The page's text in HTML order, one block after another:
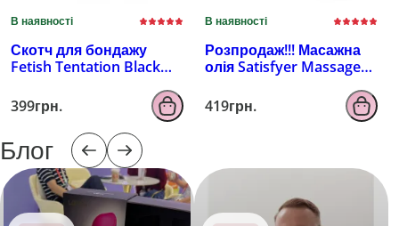
В наявності
Скотч для бондажу
Fetish Tentation Black
паковання!!!)
399грн.
В наявності
Розпродаж!!! Масажна
олія Satisfyer Massage
(термін 30.04.2027)
419грн.
Блог